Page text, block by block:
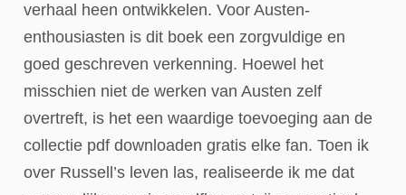
verhaal heen ontwikkelen. Voor Austen-
enthousiasten is dit boek een zorgvuldige en
goed geschreven verkenning. Hoewel het
misschien niet de werken van Austen zelf
overtreft, is het een waardige toevoeging aan de
collectie pdf downloaden gratis elke fan. Toen ik
over Russell’s leven las, realiseerde ik me dat